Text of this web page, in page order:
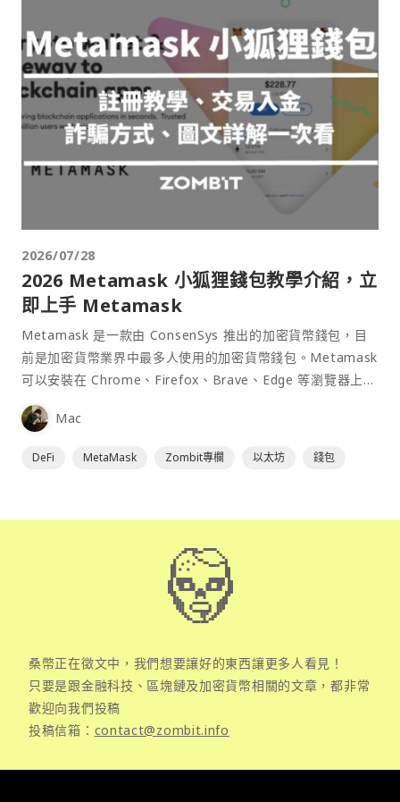
2026/07/28
2026 Metamask 小狐狸錢包教學介紹，立
即上手 Metamask
Metamask 是一款由 ConsenSys 推出的加密貨幣錢包，目
前是加密貨幣業界中最多人使用的加密貨幣錢包。Metamask
可以安裝在 Chrome、Firefox、Brave、Edge 等瀏覽器上作
為插件使用，具備許多功能且使用上非常方便。
Mac
DeFi MetaMask Zombit專欄 以太坊 錢包
桑幣正在徵文中，我們想要讓好的東西讓更多人看見！
只要是跟金融科技、區塊鏈及加密貨幣相關的文章，都非常
歡迎向我們投稿
投稿信箱： contact@zombit.info